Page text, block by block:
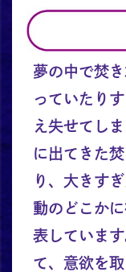
夢の中で焚
っていたり
え失せてし
に出てきた
り、大きす
動のどこか
表していま
て、意欲を